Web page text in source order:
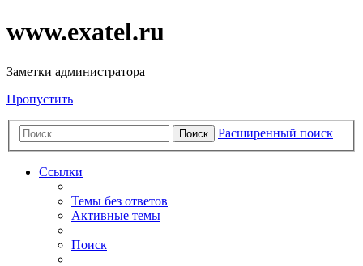
www.exatel.ru
Заметки администратора
Пропустить
Поиск Расширенный поиск
Ссылки
Темы без ответов
Активные темы
Поиск